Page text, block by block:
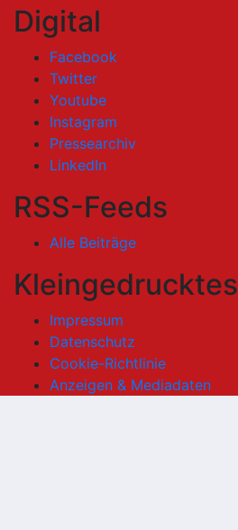
Digital
Facebook
Twitter
Youtube
Instagram
Pressearchiv
LinkedIn
RSS-Feeds
Alle Beiträge
Kleingedrucktes
Impressum
Datenschutz
Cookie-Richtlinie
Anzeigen & Mediadaten